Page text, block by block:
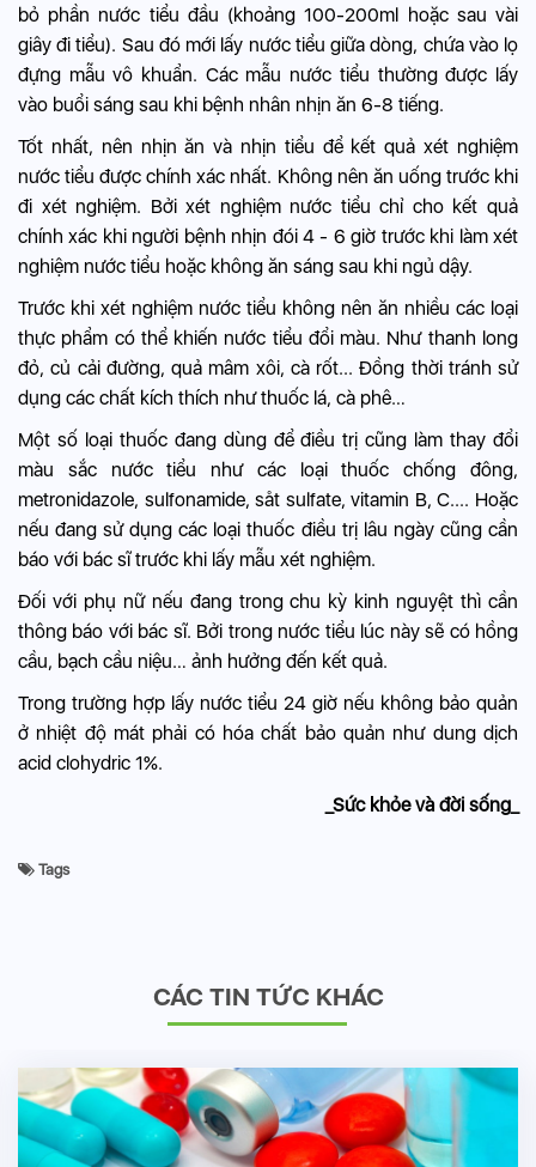
bỏ phần nước tiểu đầu (khoảng 100-200ml hoặc sau vài
giây đi tiểu). Sau đó mới lấy nước tiểu giữa dòng, chứa vào lọ
đựng mẫu vô khuẩn. Các mẫu nước tiểu thường được lấy
vào buổi sáng sau khi bệnh nhân nhịn ăn 6-8 tiếng.
Tốt nhất, nên nhịn ăn và nhịn tiểu để kết quả xét nghiệm
nước tiểu được chính xác nhất. Không nên ăn uống trước khi
đi xét nghiệm. Bởi xét nghiệm nước tiểu chỉ cho kết quả
chính xác khi người bệnh nhịn đói 4 - 6 giờ trước khi làm xét
nghiệm nước tiểu hoặc không ăn sáng sau khi ngủ dậy.
Trước khi xét nghiệm nước tiểu không nên ăn nhiều các loại
thực phẩm có thể khiến nước tiểu đổi màu. Như thanh long
đỏ, củ cải đường, quả mâm xôi, cà rốt... Đồng thời tránh sử
dụng các chất kích thích như thuốc lá, cà phê…
Một số loại thuốc đang dùng để điều trị cũng làm thay đổi
màu sắc nước tiểu như các loại thuốc chống đông,
metronidazole, sulfonamide, såt sulfate, vitamin B, C.... Hoặc
nếu đang sử dụng các loại thuốc điều trị lâu ngày cũng cần
báo với bác sĩ trước khi lấy mẫu xét nghiệm.
Đối với phụ nữ nếu đang trong chu kỳ kinh nguyệt thì cần
thông báo với bác sĩ. Bởi trong nước tiểu lúc này sẽ có hồng
cầu, bạch cầu niệu… ảnh hưởng đến kết quả.
Trong trường hợp lấy nước tiểu 24 giờ nếu không bảo quản
ở nhiệt độ mát phải có hóa chất bảo quản như dung dịch
acid clohydric 1%.
_Sức khỏe và đời sống_
Tags
CÁC TIN TỨC KHÁC